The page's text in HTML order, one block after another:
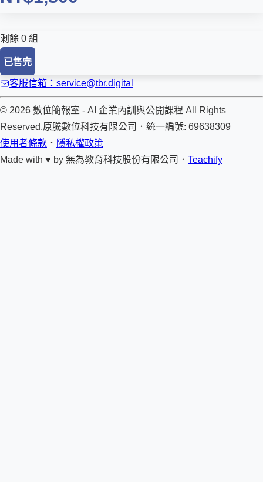
剩餘 0 組
已售完
客服信箱：service@tbr.digital
© 2026 數位簡報室 - AI 企業內訓與公開課程 All Rights
Reserved.原騰數位科技有限公司 ． 統一編號: 69638309
使用者條款 ． 隱私權政策
Made with ♥ by 無為教育科技股份有限公司． Teachify